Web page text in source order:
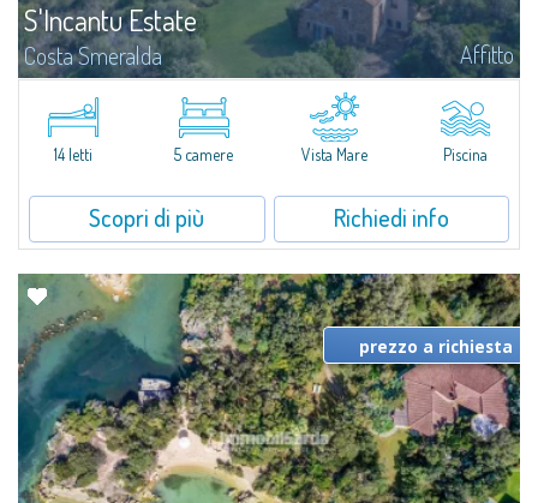
S'Incantu Estate
Costa Smeralda Affitto
S'Incantu Estate gode di una posizione privilegiata alle porte della Costa
Smeralda, ideale per chi desidera la comodità di una location strategia
senza rinunciare ad avere i migliori servizi sempre a portata di mano...
14 letti 5 camere Vista Mare Piscina
Scopri di più Richiedi info
prezzo a richiesta